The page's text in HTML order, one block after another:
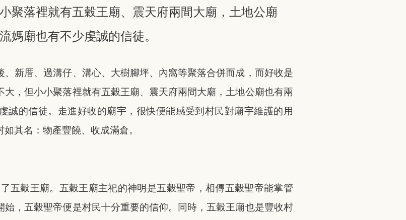
聚落裡就有五穀王廟、震天府兩間大廟，土地公廟
媽廟也有不少虔誠的信徒。
新厝、過溝仔、溝心、大樹腳坪、內窩等聚落合併而成，而好收是
，但小小聚落裡就有五穀王廟、震天府兩間大廟，土地公廟也有兩
誠的信徒。走進好收的廟宇，很快便能感受到村民對廟宇維護的用
其名：物產豐饒、收成滿倉。
五穀王廟。五穀王廟主祀的神明是五穀聖帝，相傳五穀聖帝能掌管
始，五穀聖帝便是村民十分重要的信仰。同時，五穀王廟也是豐收村